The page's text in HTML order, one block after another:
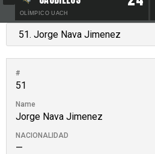
OLÍMPICO UACH
#
51
Name
Jorge Nava Jimenez
NACIONALIDAD
—